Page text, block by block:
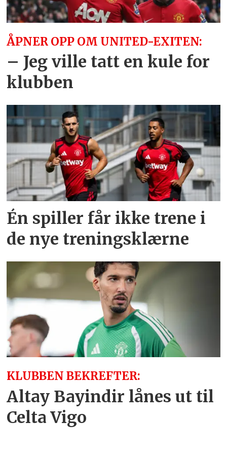
ÅPNER OPP OM UNITED-EXITEN:
– Jeg ville tatt en kule for
klubben
Én spiller får ikke trene i
de nye treningsklærne
KLUBBEN BEKREFTER:
Altay Bayindir lånes ut til
Celta Vigo